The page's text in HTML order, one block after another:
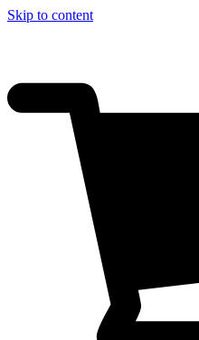
Skip to content